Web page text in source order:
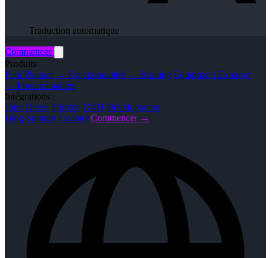
Traduction automatique
Commencer
Produits
Path Planner → Fonctionnalités → Routing Equipment Explorer
→ Fonctionnalités
Intégrations
John Deere Trimble CNH Développeurs
Blog Support Contact Commencer →